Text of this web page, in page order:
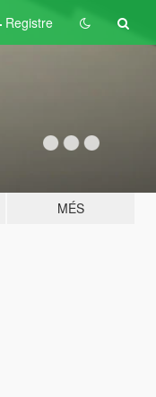
Registre
MÉS